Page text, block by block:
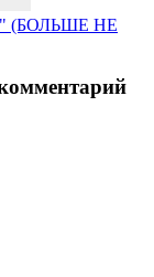
(БОЛЬШЕ НЕ